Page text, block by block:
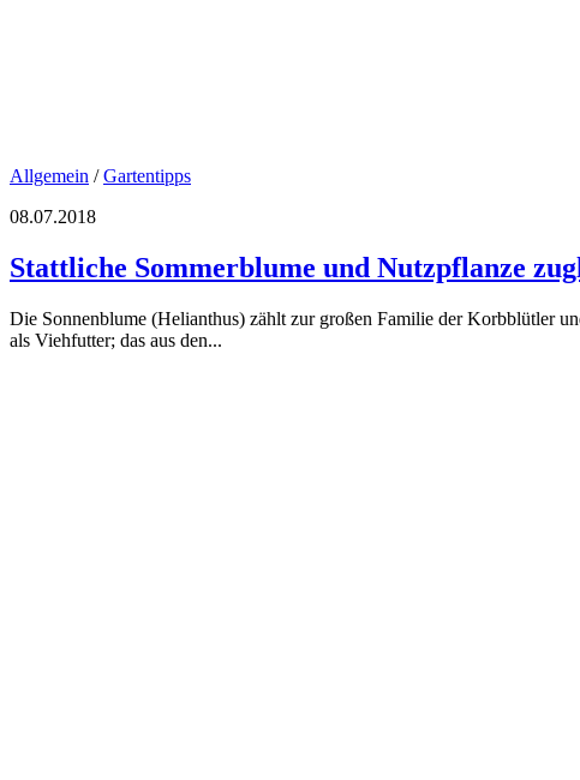
Allgemein /Gartentipps
08.07.2018
Stattliche Sommerblume und Nutzpflanze
Die Sonnenblume (Helianthus) zählt zur großen Familie der Korbblütler
als Viehfutter; das aus den...